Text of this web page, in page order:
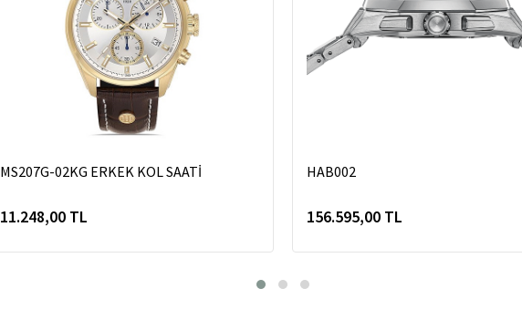
MS207G-02KG ERKEK KOL SAATİ
11.248,00 TL
HAB002
156.595,00 TL